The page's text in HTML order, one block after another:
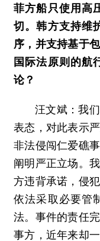
菲方船只使用高
切。韩方支持维
序，并支持基于
国际法原则的航
论？
汪文斌：我
表态，对此表示
非法侵闯仁爱礁
阐明严正立场。
方违背承诺，侵
依法采取必要管
法。事件的责任
事方，近年来却